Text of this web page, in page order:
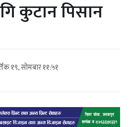
कुटान पिसान
१९, सोमबार ११:५१